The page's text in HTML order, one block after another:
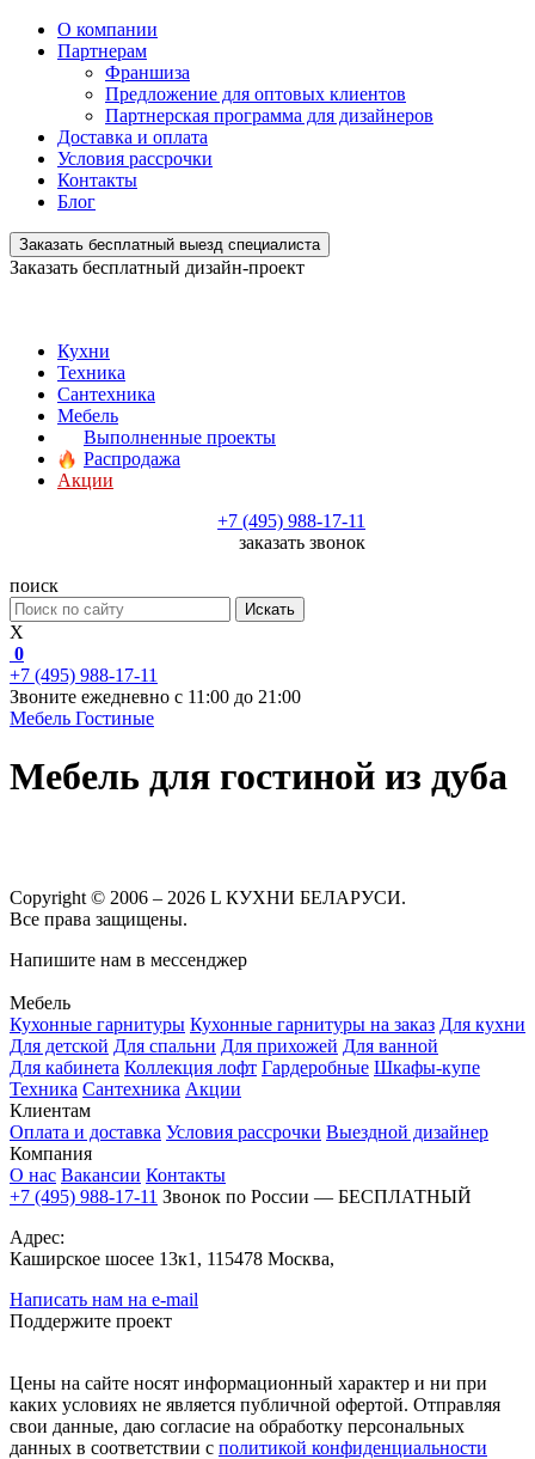
О компании
Партнерам
Франшиза
Предложение для оптовых клиентов
Партнерская программа для дизайнеров
Доставка и оплата
Условия рассрочки
Контакты
Блог
Заказать бесплатный выезд специалиста
Заказать бесплатный дизайн-проект
Кухни
Техника
Сантехника
Мебель
Выполненные проекты
Распродажа
Акции
+7 (495) 988-17-11
заказать звонок
поиск
Искать
X
0
+7 (495) 988-17-11
Звоните ежедневно с 11:00 до 21:00
Мебель Гостиные
Мебель для гостиной из дуба
Copyright © 2006 – 2026 L КУХНИ БЕЛАРУСИ.
Все права защищены.
Напишите нам в мессенджер
Мебель
Кухонные гарнитуры Кухонные гарнитуры на заказ Для кухни
Для детской Для спальни Для прихожей Для ванной
Для кабинета Коллекция лофт Гардеробные Шкафы-купе
Техника Сантехника Акции
Клиентам
Оплата и доставка Условия рассрочки Выездной дизайнер
Компания
О нас Вакансии Контакты
+7 (495) 988-17-11 Звонок по России — БЕСПЛАТНЫЙ
Адрес:
Каширское шосее 13к1, 115478 Москва,
Написать нам на e-mail
Поддержите проект
Цены на сайте носят информационный характер и ни при
каких условиях не является публичной офертой. Отправляя
свои данные, даю согласие на обработку персональных
данных в соответствии с политикой конфиденциальности